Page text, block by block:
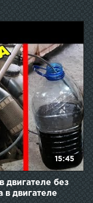
15:45
двигателе без
в двигателе